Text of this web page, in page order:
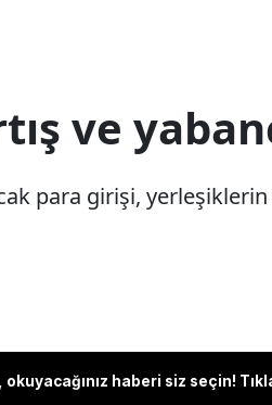
ve
para girişi,
haberi siz seçin!